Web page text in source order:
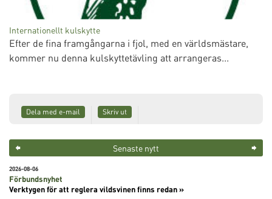
Internationellt kulskytte
Efter de fina framgångarna i fjol, med en världsmästare,
kommer nu denna kulskyttetävling att arrangeras...
Dela med e-mail Skriv ut
Senaste nytt
2026-08-06
Förbundsnyhet
Verktygen för att reglera vildsvinen finns redan »